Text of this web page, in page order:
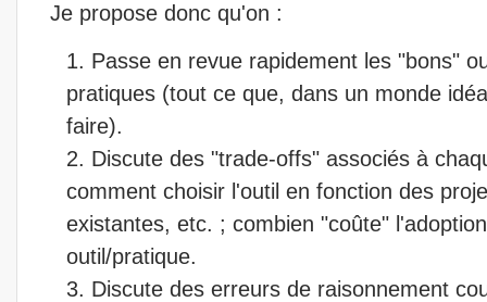
Je propose donc qu'on :
Passe en revue rapidement les "bons"
pratiques (tout ce que, dans un monde
faire).
Discute des "trade-offs" associés à
comment choisir l'outil en fonction des
existantes, etc. ; combien "coûte"
outil/pratique.
Discute des erreurs de raisonnement